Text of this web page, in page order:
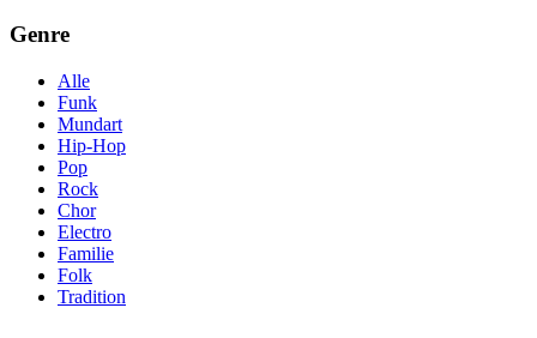
Genre
Alle
Funk
Mundart
Hip-Hop
Pop
Rock
Chor
Electro
Familie
Folk
Tradition